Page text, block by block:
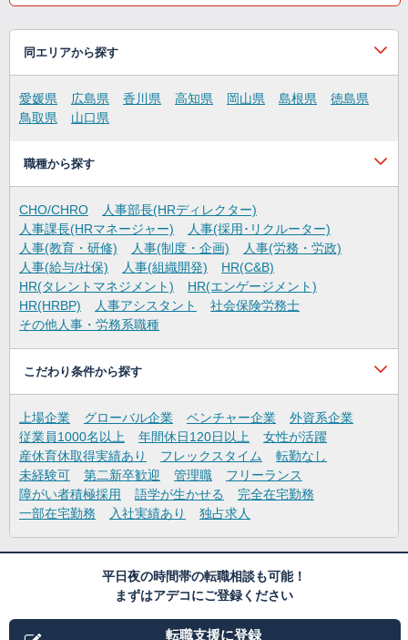
同エリアから探す
愛媛県 広島県 香川県 高知県 岡山県 島根県
徳島県
鳥取県
山口県
職種から探す
CHO/CHRO
人事部長(HRディレクター)
人事課長(HRマネージャー)
人事(採用･リクルーター)
人事(教育・研修)
人事(制度・企画)
人事(労務・労政)
人事(給与/社保)
人事(組織開発)
HR(C&B)
HR(タレントマネジメント)
HR(エンゲージメント)
HR(HRBP)
人事アシスタント
社会保険労務士
その他人事・労務系職種
こだわり条件から探す
上場企業 グローバル企業 ベンチャー企業
外資系企業
従業員1000名以上
年間休日120日以上
女性が活躍
産休育休取得実績あり
フレックスタイム
転勤なし
未経験可
第二新卒歓迎 管理職
フリーランス
障がい者積極採用
語学が生かせる
完全在宅勤務
一部在宅勤務
入社実績あり 独占求人
平日夜の時間帯の転職相談も可能！
まずはアデコにご登録ください
転職支援に登録